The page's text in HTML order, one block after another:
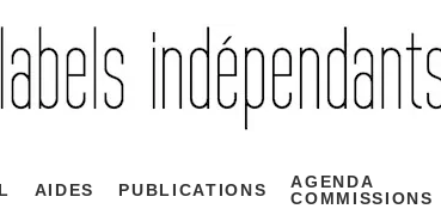
AIDES PUBLICATIONS
AGENDA
COMMISSIONS